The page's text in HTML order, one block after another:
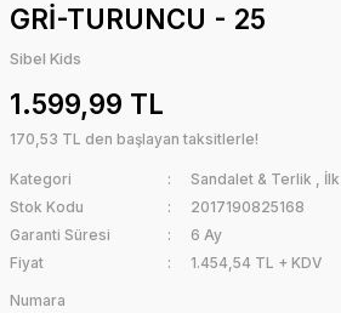
GRİ-TURUNCU - 25
Sibel Kids
1.599,99 TL
170,53 TL den başlayan taksitlerle!
Kategori Sandalet & Terlik ,
Stok Kodu
2017190825168
Garanti Süresi
6 Ay
Fiyat
1.454,54 TL + KDV
Numara